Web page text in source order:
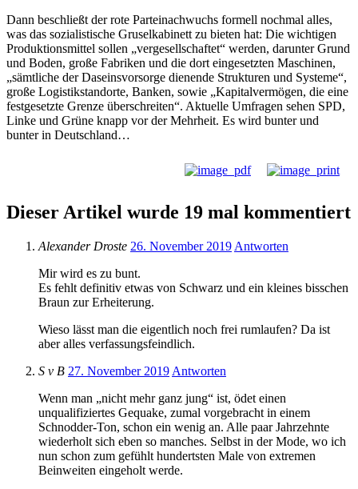
Dann beschließt der rote Parteinachwuchs formell nochmal alles,
was das sozialistische Gruselkabinett zu bieten hat: Die wichtigen
Produktionsmittel sollen „vergesellschaftet“ werden, darunter Grund
und Boden, große Fabriken und die dort eingesetzten Maschinen,
„sämtliche der Daseinsvorsorge dienende Strukturen und Systeme“,
große Logistikstandorte, Banken, sowie „Kapitalvermögen, die eine
festgesetzte Grenze überschreiten“. Aktuelle Umfragen sehen SPD,
Linke und Grüne knapp vor der Mehrheit. Es wird bunter und
bunter in Deutschland…
Dieser Artikel wurde 19 mal kommentiert
Alexander Droste 26. November 2019 Antworten
Mir wird es zu bunt.
Es fehlt definitiv etwas von Schwarz und ein kleines bisschen
Braun zur Erheiterung.
Wieso lässt man die eigentlich noch frei rumlaufen? Da ist
aber alles verfassungsfeindlich.
S v B 27. November 2019 Antworten
Wenn man „nicht mehr ganz jung“ ist, ödet einen
unqualifiziertes Gequake, zumal vorgebracht in einem
Schnodder-Ton, schon ein wenig an. Alle paar Jahrzehnte
wiederholt sich eben so manches. Selbst in der Mode, wo ich
nun schon zum gefühlt hundertsten Male von extremen
Beinweiten eingeholt werde.